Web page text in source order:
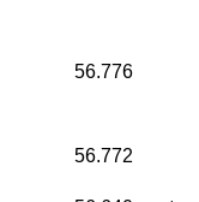
56.776
56.772